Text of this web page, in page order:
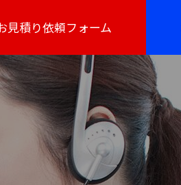
見積り依頼フォーム